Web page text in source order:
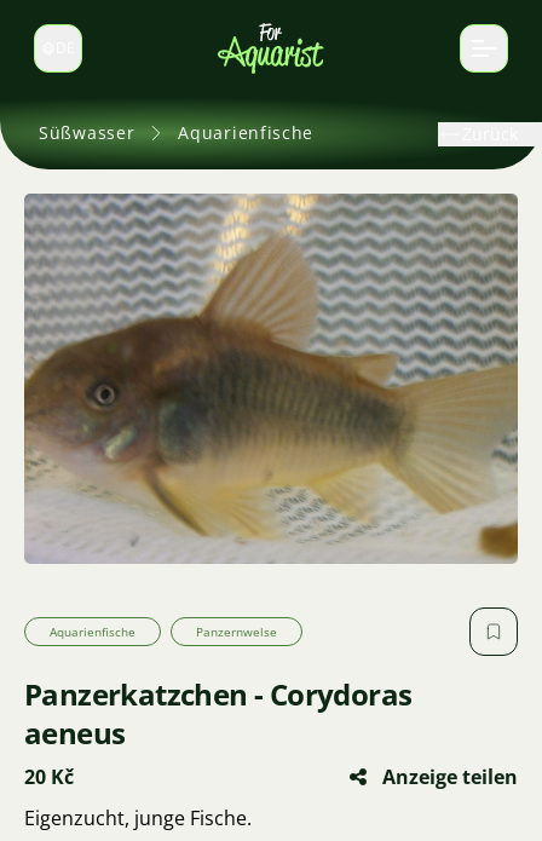
Sprache wechseln
Süßwasser Aquarienfische
Aquarienfische Panzernwelse
Panzerkatzchen - Corydoras
aeneus
20 Kč
Anzeige teilen
Eigenzucht, junge Fische.